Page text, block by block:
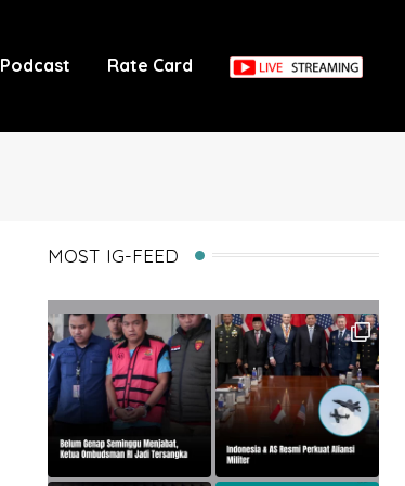
Podcast Rate Card
MOST IG-FEED